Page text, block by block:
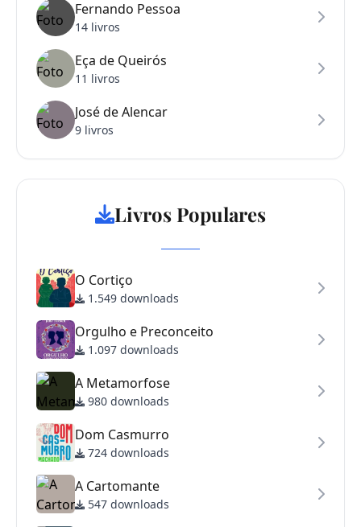
Fernando Pessoa
14 livros
Eça de Queirós
11 livros
José de Alencar
9 livros
Livros Populares
O Cortiço
1.549 downloads
Orgulho e Preconceito
1.097 downloads
A Metamorfose
980 downloads
Dom Casmurro
724 downloads
A Cartomante
547 downloads